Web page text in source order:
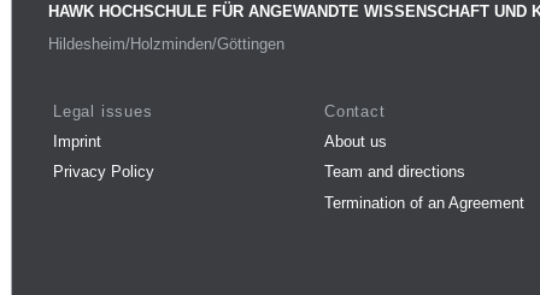
HAWK HOCHSCHULE FÜR ANGEWANDTE WISSENSCHAFT UND
Hildesheim/Holzminden/Göttingen
Legal issues
Imprint
Privacy Policy
Contact
About us
Team and directions
Termination of an Agreement